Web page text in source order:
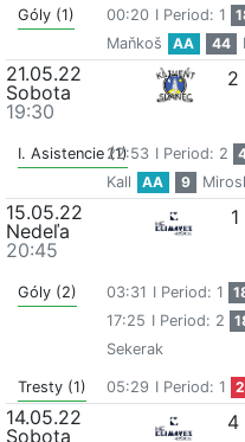
Góly (1) 00:20 I Period: 1
Maňkoš
AA 44
21.05.22
Sobota
19:30
2
I. Asistencie (1)22:53 I Period: 2
Kall
AA 9
15.05.22
Nedeľa
20:45
1
Góly (2) 03:31 I Period: 1
17:25 I Period: 2
Sekerak
Tresty (1) 05:29 I Period: 1
14.05.22
Sobota
4